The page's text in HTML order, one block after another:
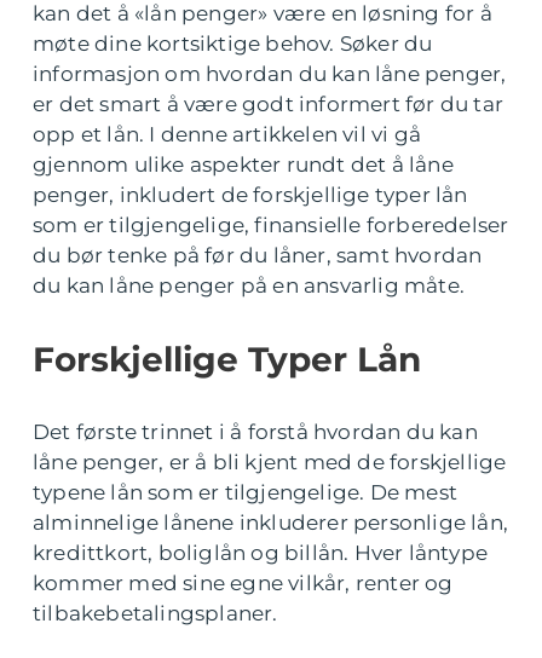
kan det å «lån penger» være en løsning for å
møte dine kortsiktige behov. Søker du
informasjon om hvordan du kan låne penger,
er det smart å være godt informert før du tar
opp et lån. I denne artikkelen vil vi gå
gjennom ulike aspekter rundt det å låne
penger, inkludert de forskjellige typer lån
som er tilgjengelige, finansielle forberedelser
du bør tenke på før du låner, samt hvordan
du kan låne penger på en ansvarlig måte.
Forskjellige Typer Lån
Det første trinnet i å forstå hvordan du kan
låne penger, er å bli kjent med de forskjellige
typene lån som er tilgjengelige. De mest
alminnelige lånene inkluderer personlige lån,
kredittkort, boliglån og billån. Hver låntype
kommer med sine egne vilkår, renter og
tilbakebetalingsplaner.